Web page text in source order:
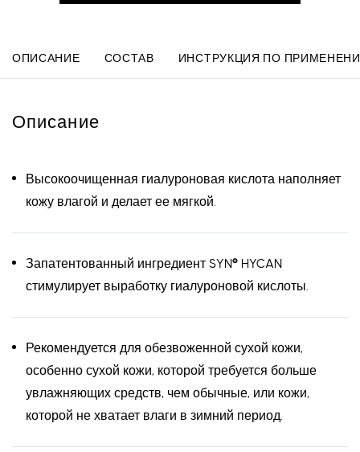
ОПИСАНИЕ СОСТАВ ИНСТРУКЦИЯ ПО
Описание
Высокоочищенная гиалуроновая кислота наполняет
кожу влагой и делает ее мягкой.
Запатентованный ингредиент SYN® HYCAN
стимулирует выработку гиалуроновой кислоты.
Рекомендуется для обезвоженной сухой кожи,
особенно сухой кожи, которой требуется больше
увлажняющих средств, чем обычные, или кожи,
которой не хватает влаги в зимний период.